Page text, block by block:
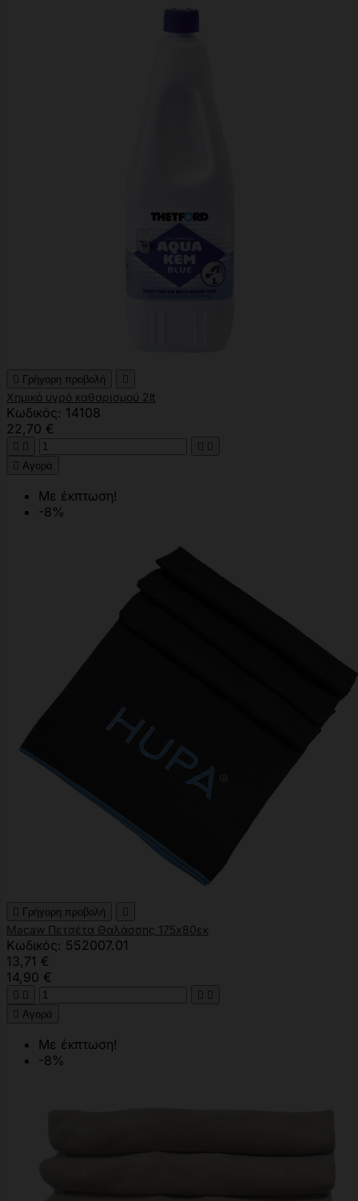
 Γρήγορη προβολή 
Χημικό υγρό καθαρισμού 2lt
Κωδικός: 14108
22,70 €
   
 Αγορά
Με έκπτωση!
-8%
 Γρήγορη προβολή 
Macaw Πετσέτα Θαλάσσης 175x80εκ
Κωδικός: 552007.01
13,71 €
14,90 €
   
 Αγορά
Με έκπτωση!
-8%